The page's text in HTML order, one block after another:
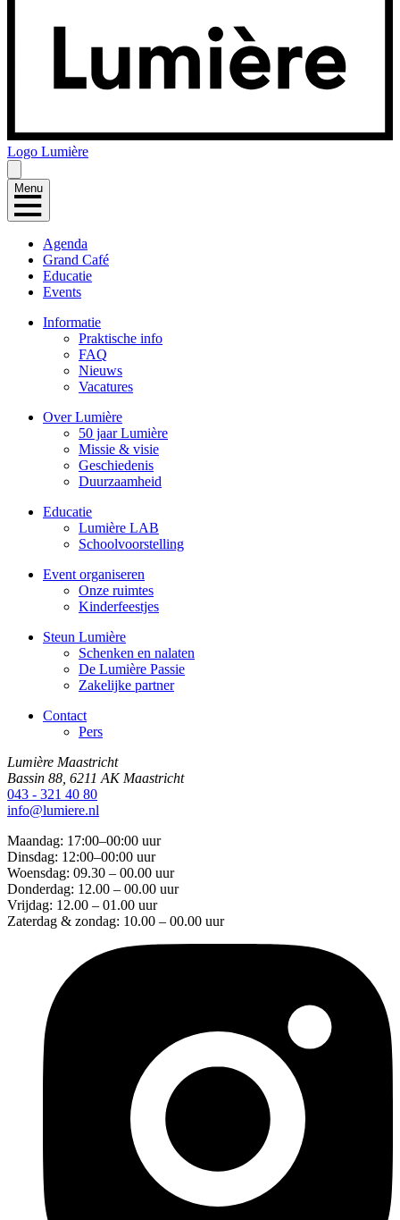
Logo Lumière
Menu
Agenda
Grand Café
Educatie
Events
Informatie
Praktische info
FAQ
Nieuws
Vacatures
Over Lumière
50 jaar Lumière
Missie & visie
Geschiedenis
Duurzaamheid
Educatie
Lumière LAB
Schoolvoorstelling
Event organiseren
Onze ruimtes
Kinderfeestjes
Steun Lumière
Schenken en nalaten
De Lumière Passie
Zakelijke partner
Contact
Pers
Lumière Maastricht
Bassin 88, 6211 AK Maastricht
043 - 321 40 80
info@lumiere.nl
Maandag: 17:00–00:00 uur
Dinsdag: 12:00–00:00 uur
Woensdag: 09.30 – 00.00 uur
Donderdag: 12.00 – 00.00 uur
Vrijdag: 12.00 – 01.00 uur
Zaterdag & zondag: 10.00 – 00.00 uur